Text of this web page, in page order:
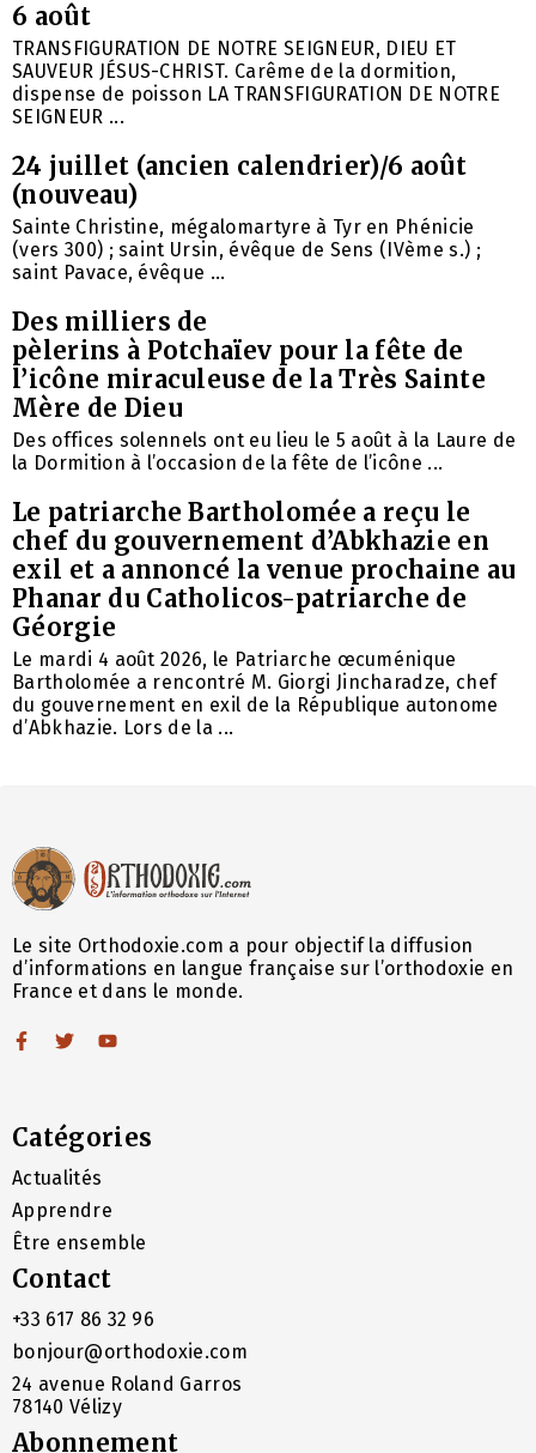
6 août
TRANSFIGURATION DE NOTRE SEIGNEUR, DIEU ET
SAUVEUR JÉSUS-CHRIST. Carême de la dormition,
dispense de poisson LA TRANSFIGURATION DE NOTRE
SEIGNEUR ...
24 juillet (ancien calendrier)/6 août
(nouveau)
Sainte Christine, mégalomartyre à Tyr en Phénicie
(vers 300) ; saint Ursin, évêque de Sens (IVème s.) ;
saint Pavace, évêque ...
Des milliers de
pèlerins à Potchaïev pour la fête de
l’icône miraculeuse de la Très Sainte
Mère de Dieu
Des offices solennels ont eu lieu le 5 août à la Laure de
la Dormition à l’occasion de la fête de l’icône ...
Le patriarche Bartholomée a reçu le
chef du gouvernement d’Abkhazie en
exil et a annoncé la venue prochaine au
Phanar du Catholicos-patriarche de
Géorgie
Le mardi 4 août 2026, le Patriarche œcuménique
Bartholomée a rencontré M. Giorgi Jincharadze, chef
du gouvernement en exil de la République autonome
d’Abkhazie. Lors de la ...
Le site Orthodoxie.com a pour objectif la diffusion
d’informations en langue française sur l’orthodoxie en
France et dans le monde.
Catégories
Actualités
Apprendre
Être ensemble
Contact
+33 617 86 32 96
bonjour@orthodoxie.com
24 avenue Roland Garros
78140 Vélizy
Abonnement